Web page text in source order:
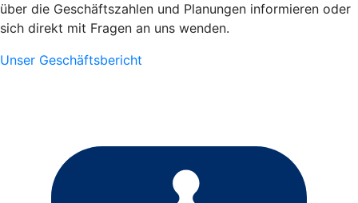
über die Geschäftszahlen und Planungen informieren oder
sich direkt mit Fragen an uns wenden.
Unser Geschäftsbericht